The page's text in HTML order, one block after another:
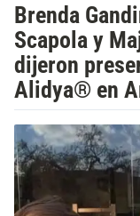
Brenda
Scapola y
dijeron
Alidya® en